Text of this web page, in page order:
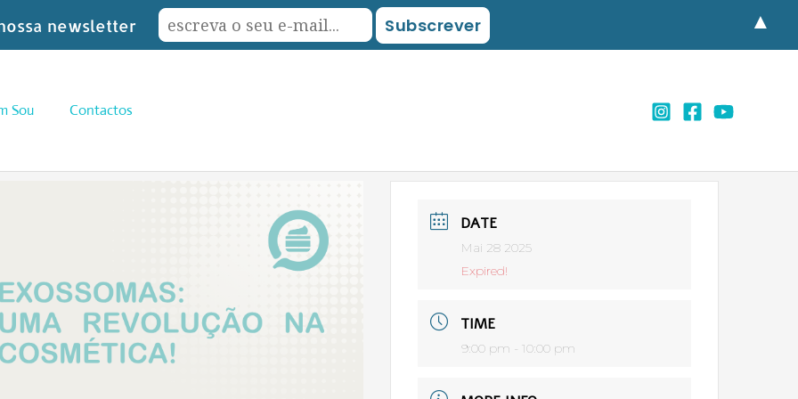
Sou Contactos
DATE
Mai 28 2025
Expired!
TIME
9:00 pm - 10:00 pm
newsletter ▲